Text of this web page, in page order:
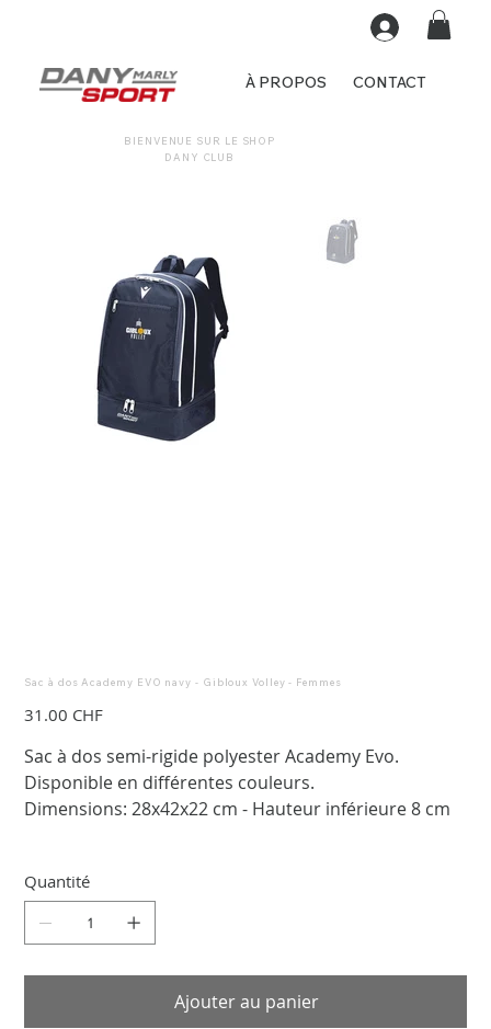
DANY CLUB
BIENVENUE SUR LE SHOP
À PROPOS CONTACT
Sac à dos Academy EVO navy - Gibloux Volley - Femmes
31.00 CHF
Sac à dos semi-rigide polyester Academy Evo.
Disponible en différentes couleurs.
Dimensions: 28x42x22 cm - Hauteur inférieure 8 cm
Quantité
Ajouter au panier